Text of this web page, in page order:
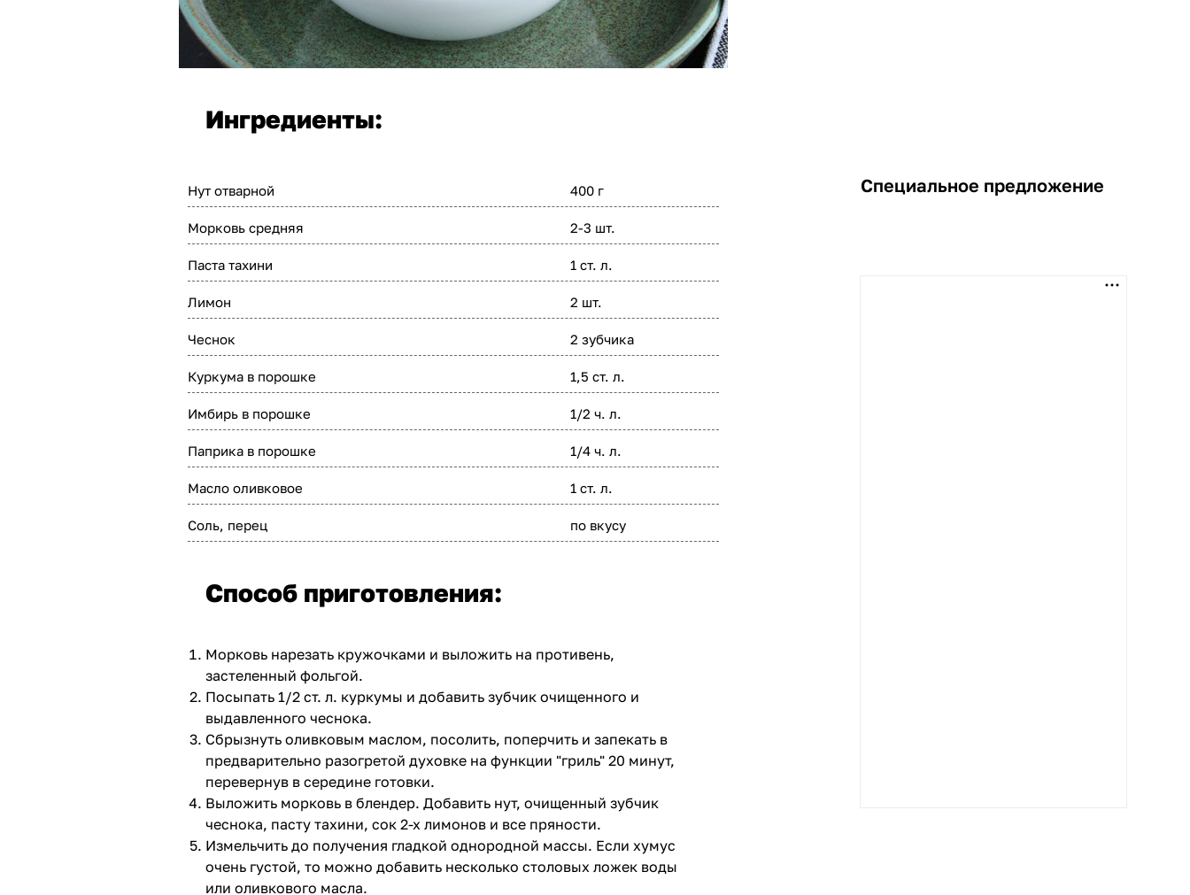
Специальное предложение
Ингредиенты:
Нут отварной 400 г
Морковь средняя 2-3 шт.
Паста тахини 1 ст. л.
Лимон 2 шт.
Чеснок 2 зубчика
Куркума в порошке 1,5 ст. л.
Имбирь в порошке 1/2 ч. л.
Паприка в порошке 1/4 ч. л.
Масло оливковое 1 ст. л.
Соль, перец по вкусу
Способ приготовления:
Морковь нарезать кружочками и выложить на противень,
застеленный фольгой.
Посыпать 1/2 ст. л. куркумы и добавить зубчик очищенного и
выдавленного чеснока.
Сбрызнуть оливковым маслом, посолить, поперчить и запекать в
предварительно разогретой духовке на функции "гриль" 20 минут,
перевернув в середине готовки.
Выложить морковь в блендер. Добавить нут, очищенный зубчик
чеснока, пасту тахини, сок 2-х лимонов и все пряности.
Измельчить до получения гладкой однородной массы. Если хумус
очень густой, то можно добавить несколько столовых ложек воды
или оливкового масла.